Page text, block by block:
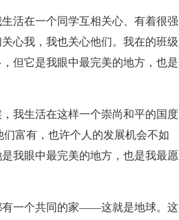
活在一个同学互相关心、有着很强
心我，我也关心他们。我在的班级
但它是我眼中最完美的地方，也是
我生活在这样一个崇尚和平的国度
富有，也许个人的发展机会不如
我眼中最完美的地方，也是我最愿
有一个共同的家——这就是地球。这